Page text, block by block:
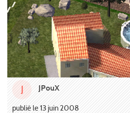
J JPouX
publié le 13 juin 2008